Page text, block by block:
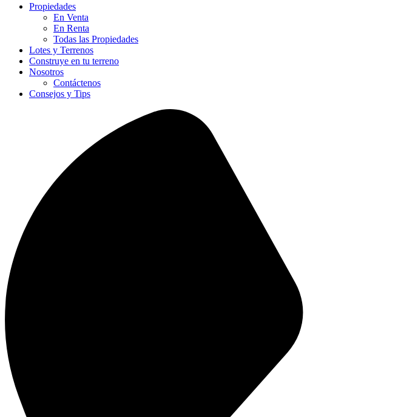
Propiedades
En Venta
En Renta
Todas las Propiedades
Lotes y Terrenos
Construye en tu terreno
Nosotros
Contáctenos
Consejos y Tips